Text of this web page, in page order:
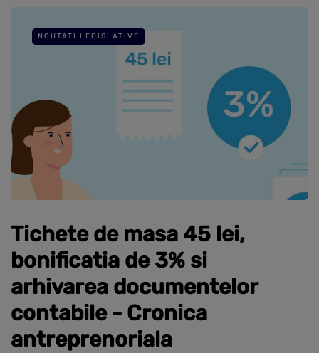
NOUTATI LEGISLATIVE
Tichete de masa 45 lei,
bonificatia de 3% si
arhivarea documentelor
contabile - Cronica
antreprenoriala